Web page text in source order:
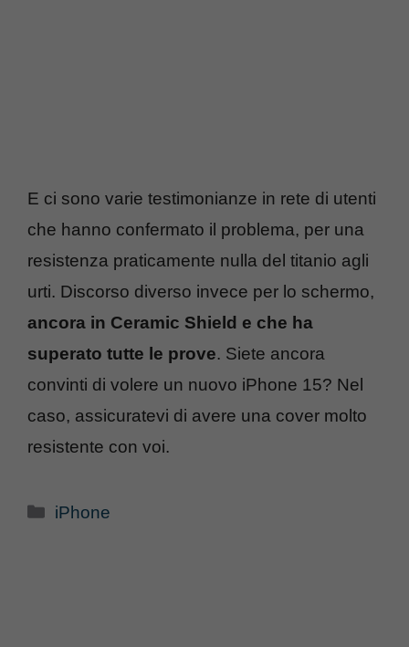
E ci sono varie testimonianze in rete di utenti
che hanno confermato il problema, per una
resistenza praticamente nulla del titanio agli
urti. Discorso diverso invece per lo schermo,
ancora in Ceramic Shield e che ha
superato tutte le prove. Siete ancora
convinti di volere un nuovo iPhone 15? Nel
caso, assicuratevi di avere una cover molto
resistente con voi.
Categorie
iPhone